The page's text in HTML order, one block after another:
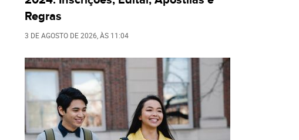
Regras
3 DE AGOSTO DE 2026 , ÀS 11:04